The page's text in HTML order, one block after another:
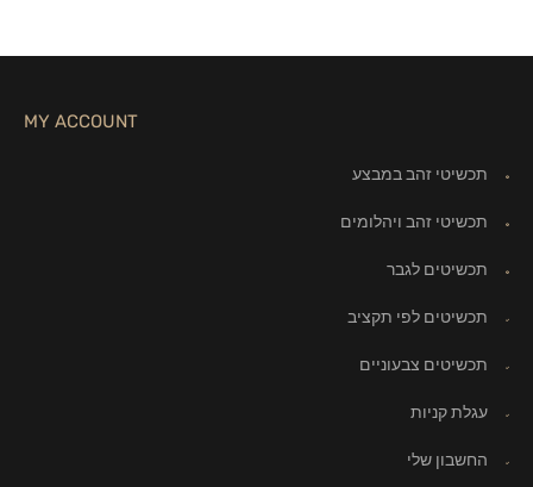
MY ACCOUNT
תכשיטי זהב במבצע
תכשיטי זהב ויהלומים
תכשיטים לגבר
תכשיטים לפי תקציב
תכשיטים צבעוניים
עגלת קניות
החשבון שלי